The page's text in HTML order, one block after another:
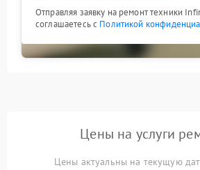
Отправляя заявку на ремонт техники
соглашаетесь с Политикой
Цены на услуги
Цены актуальны на текущую